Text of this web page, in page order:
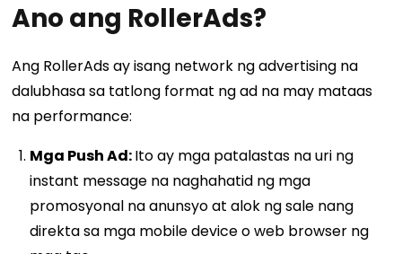
Ano ang RollerAds?
Ang RollerAds ay isang network ng advertising na
dalubhasa sa tatlong format ng ad na may mataas
na performance:
Mga Push Ad:Ito ay mga patalastas na uri ng
instant message na naghahatid ng mga
promosyonal na anunsyo at alok ng sale nang
direkta sa mga mobile device o web browser ng